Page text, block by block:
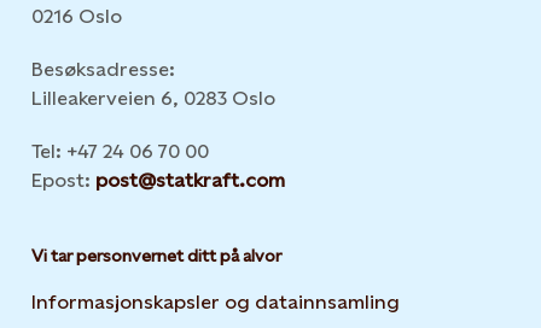
0216 Oslo
Besøksadresse:
Lilleakerveien 6, 0283 Oslo
Tel: +47 24 06 70 00
Epost: post@statkraft.com
Vi tar personvernet ditt på alvor
Informasjonskapsler og datainnsamling